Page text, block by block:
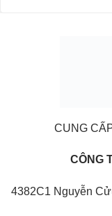
CUNG
CÔNG
4382C1 Nguyễn